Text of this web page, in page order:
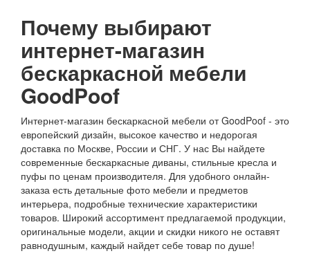
Почему выбирают
интернет-магазин
бескаркасной мебели
GoodPoof
Интернет-магазин бескаркасной мебели от GoodPoof - это
европейский дизайн, высокое качество и недорогая
доставка по Москве, России и СНГ. У нас Вы найдете
современные бескаркасные диваны, стильные кресла и
пуфы по ценам производителя. Для удобного онлайн-
заказа есть детальные фото мебели и предметов
интерьера, подробные технические характеристики
товаров. Широкий ассортимент предлагаемой продукции,
оригинальные модели, акции и скидки никого не оставят
равнодушным, каждый найдет себе товар по душе!